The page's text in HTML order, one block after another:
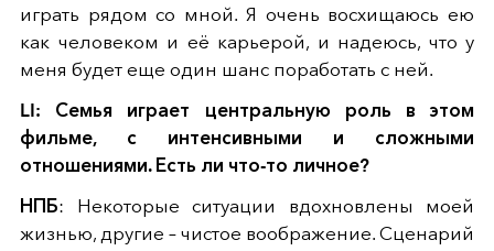
играть рядом со мной. Я очень восхищаюсь ею
как человеком и её карьерой, и надеюсь, что у
меня будет еще один шанс поработать с ней.
LI: Семья играет центральную роль в этом
фильме, с интенсивными и сложными
отношениями. Есть ли что-то личное?
НПБ: Некоторые ситуации вдохновлены моей
жизнью, другие – чистое воображение. Сценарий